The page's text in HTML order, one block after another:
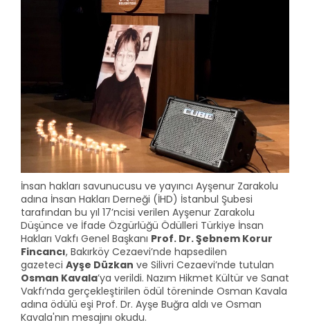
İnsan hakları savunucusu ve yayıncı Ayşenur Zarakolu
adına İnsan Hakları Derneği (İHD) İstanbul Şubesi
tarafından bu yıl 17’ncisi verilen Ayşenur Zarakolu
Düşünce ve İfade Özgürlüğü Ödülleri Türkiye İnsan
Hakları Vakfı Genel Başkanı Prof. Dr. Şebnem Korur
Fincancı, Bakırköy Cezaevi’nde hapsedilen
gazeteci Ayşe Düzkan ve Silivri Cezaevi’nde tutulan
Osman Kavala’ya verildi. Nazım Hikmet Kültür ve Sanat
Vakfı’nda gerçekleştirilen ödül töreninde Osman Kavala
adına ödülü eşi Prof. Dr. Ayşe Buğra aldı ve Osman
Kavala'nın mesajını okudu.